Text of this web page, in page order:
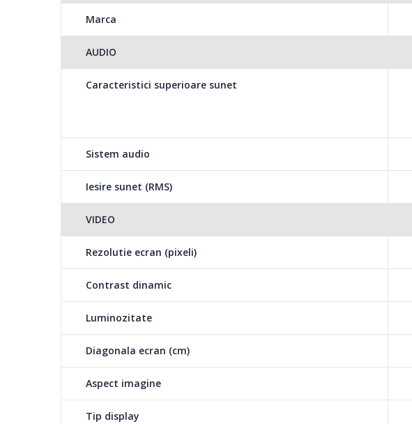
Marca
AUDIO
Caracteristici superioare sunet
Sistem audio
Iesire sunet (RMS)
VIDEO
Rezolutie ecran (pixeli)
Contrast dinamic
Luminozitate
Diagonala ecran (cm)
Aspect imagine
Tip display
-17%